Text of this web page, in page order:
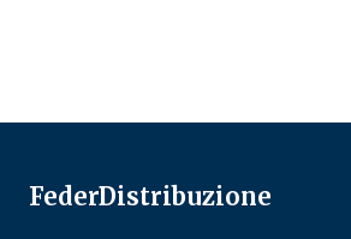
FederDistribuzione